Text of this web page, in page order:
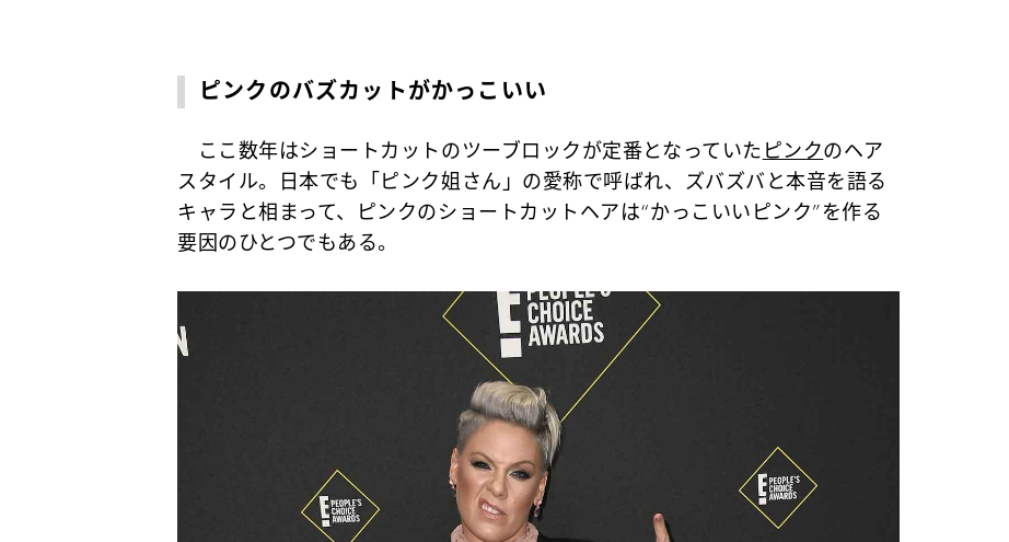
ピンクのバズカットがかっこいい
ここ数年はショートカットのツーブロックが定番となっていたピンクのヘア
スタイル。日本でも「ピンク姐さん」の愛称で呼ばれ、ズバズバと本音を語る
キャラと相まって、ピンクのショートカットヘアは“かっこいいピンク”を作る
要因のひとつでもある。